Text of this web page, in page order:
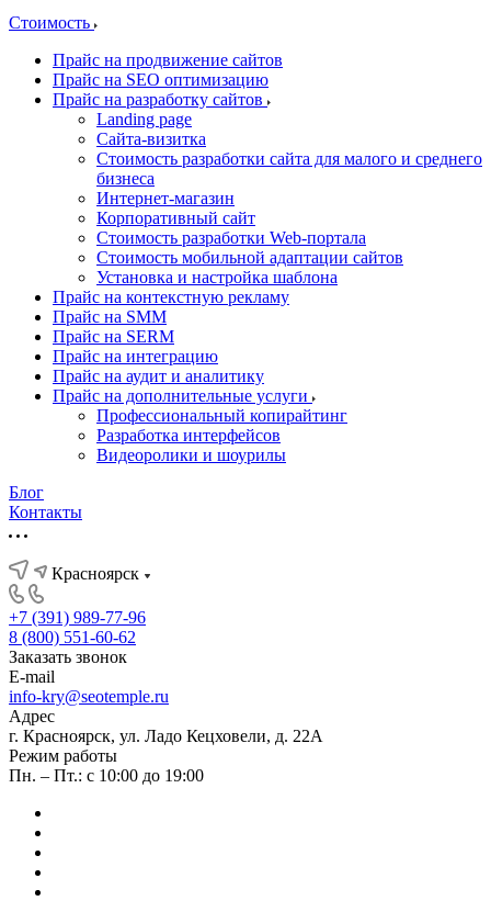
Стоимость
Прайс на продвижение сайтов
Прайс на SEO оптимизацию
Прайс на разработку сайтов
Landing page
Cайта-визитка
Стоимость разработки сайта для малого и среднего
бизнеса
Интернет-магазин
Корпоративный сайт
Стоимость разработки Web-портала
Стоимость мобильной адаптации сайтов
Установка и настройка шаблона
Прайс на контекстную рекламу
Прайс на SMM
Прайс на SERM
Прайс на интеграцию
Прайс на аудит и аналитику
Прайс на дополнительные услуги
Профессиональный копирайтинг
Разработка интерфейсов
Видеоролики и шоурилы
Блог
Контакты
Красноярск
+7 (391) 989-77-96
8 (800) 551-60-62
Заказать звонок
E-mail
info-kry@seotemple.ru
Адрес
г. Красноярск, ул. Ладо Кецховели, д. 22А
Режим работы
Пн. – Пт.: с 10:00 до 19:00